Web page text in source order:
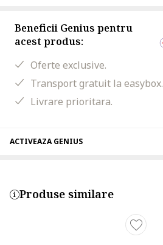
Beneficii Genius pentru
acest produs:
Oferte exclusive.
Transport gratuit la easybox.
Livrare prioritara.
ACTIVEAZA GENIUS
Produse similare